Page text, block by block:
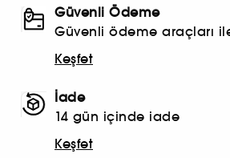
Güvenli Ödeme
Güvenli ödeme araçları
Keşfet
İade
14 gün içinde iade
Keşfet